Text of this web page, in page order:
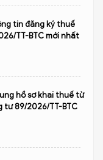
tin đăng ký thuế
TT-BTC mới nhất
hồ sơ khai thuế từ
tư 89/2026/TT-BTC